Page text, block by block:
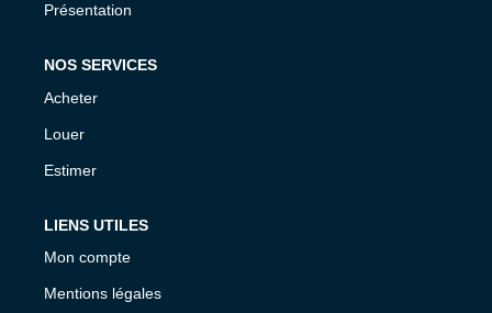
Présentation
NOS SERVICES
Acheter
Louer
Estimer
LIENS UTILES
Mon compte
Mentions légales